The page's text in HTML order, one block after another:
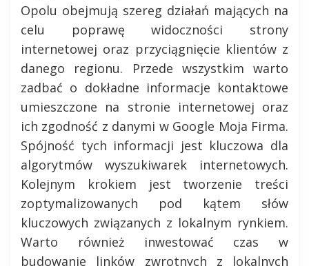
Opolu obejmują szereg działań mających na
celu poprawę widoczności strony
internetowej oraz przyciągnięcie klientów z
danego regionu. Przede wszystkim warto
zadbać o dokładne informacje kontaktowe
umieszczone na stronie internetowej oraz
ich zgodność z danymi w Google Moja Firma.
Spójność tych informacji jest kluczowa dla
algorytmów wyszukiwarek internetowych.
Kolejnym krokiem jest tworzenie treści
zoptymalizowanych pod kątem słów
kluczowych związanych z lokalnym rynkiem.
Warto również inwestować czas w
budowanie linków zwrotnych z lokalnych